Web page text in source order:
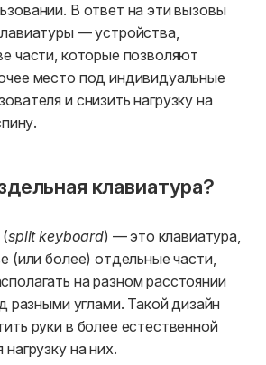
В ответ на эти вызовы
— устройства,
части, которые позволяют
место под индивидуальные
и снизить нагрузку на
клавиатура?
(split keyboard) — это клавиатура,
(или более) отдельные части,
на разном расстоянии
разными углами. Такой дизайн
руки в более естественной
на них.